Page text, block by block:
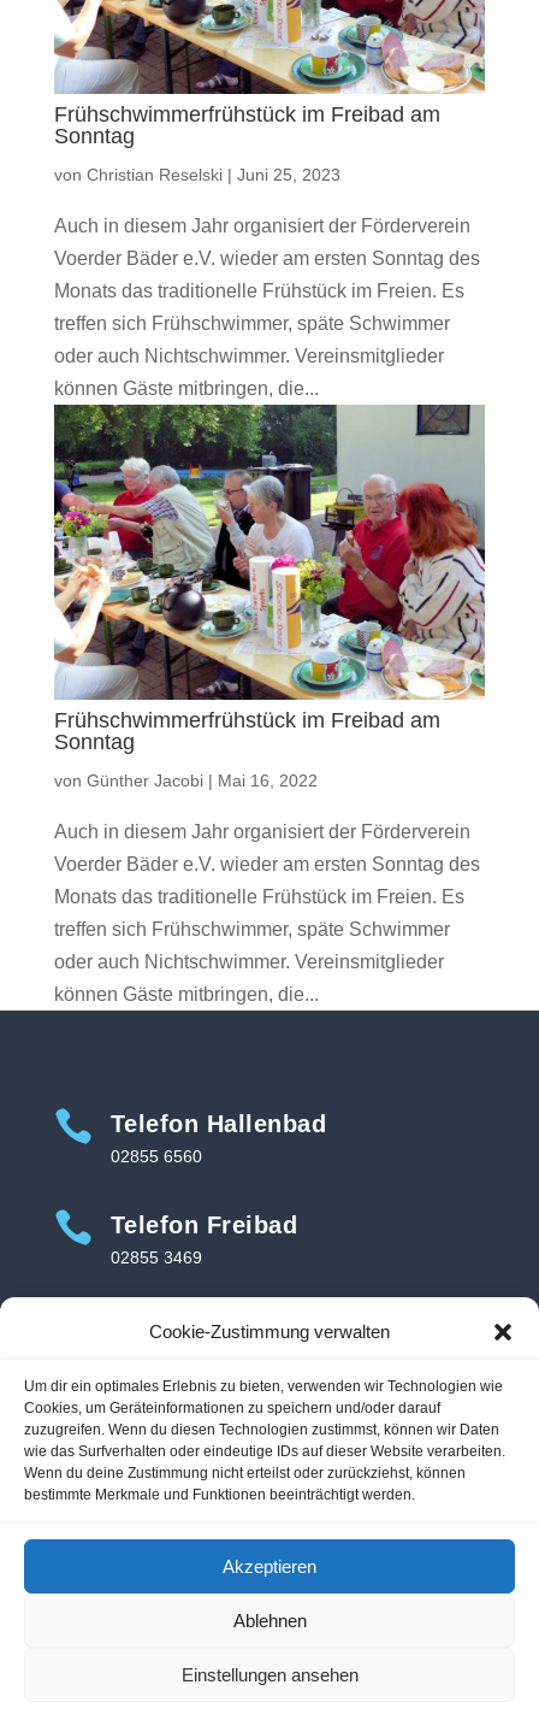
Cookie-Zustimmung verwalten
Um dir ein optimales Erlebnis zu bieten, verwenden wir Technologien wie
Cookies, um Geräteinformationen zu speichern und/oder darauf
zuzugreifen. Wenn du diesen Technologien zustimmst, können wir Daten
wie das Surfverhalten oder eindeutige IDs auf dieser Website verarbeiten.
Wenn du deine Zustimmung nicht erteilst oder zurückziehst, können
bestimmte Merkmale und Funktionen beeinträchtigt werden.
Akzeptieren
Ablehnen
Einstellungen ansehen
Frühschwimmerfrühstück im Freibad am
Sonntag
von Christian Reselski| Juni 25, 2023
Auch in diesem Jahr organisiert der Förderverein
Voerder Bäder e.V. wieder am ersten Sonntag des
Monats das traditionelle Frühstück im Freien. Es
treffen sich Frühschwimmer, späte Schwimmer
oder auch Nichtschwimmer. Vereinsmitglieder
können Gäste mitbringen, die...
Frühschwimmerfrühstück im Freibad am
Sonntag
von Günther Jacobi| Mai 16, 2022
Auch in diesem Jahr organisiert der Förderverein
Voerder Bäder e.V. wieder am ersten Sonntag des
Monats das traditionelle Frühstück im Freien. Es
treffen sich Frühschwimmer, späte Schwimmer
oder auch Nichtschwimmer. Vereinsmitglieder
können Gäste mitbringen, die...
 Telefon Hallenbad
02855 6560
 Telefon Freibad
02855 3469
Adresse Hallenbad
Am Hallenbad 11
46562 Voerde-Friedrichsfeld
 Adresse Freibad
Impressum Datenschutz